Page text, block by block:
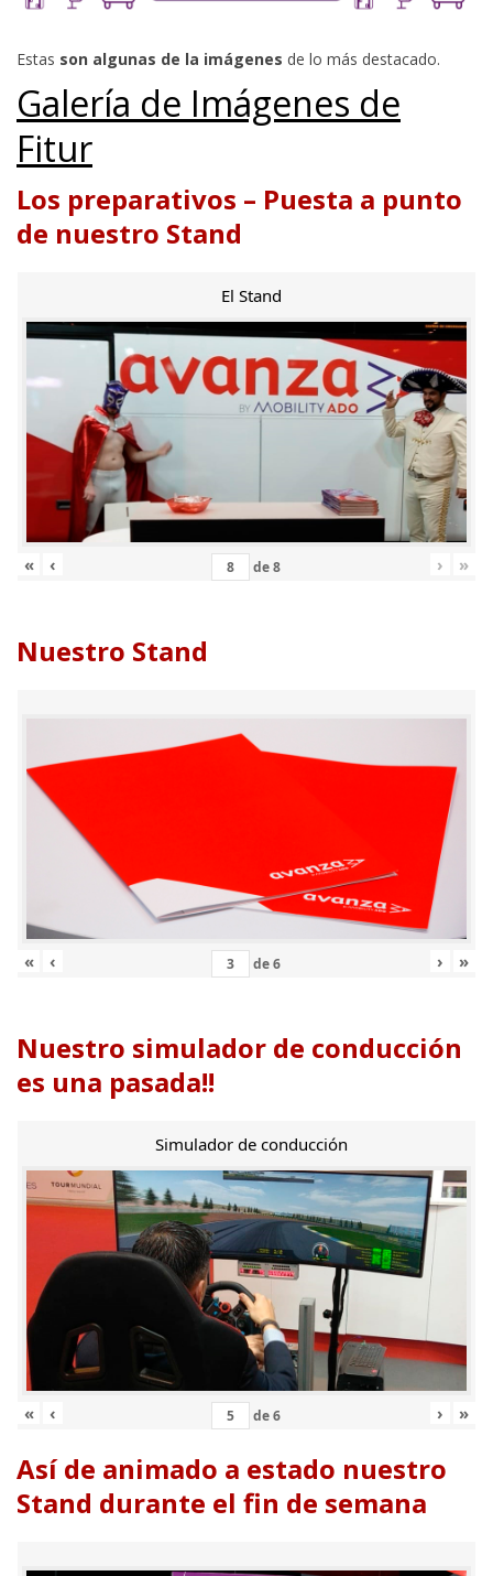
Estas son algunas de la imágenes de lo más destacado.
Galería de Imágenes de
Fitur
Los preparativos – Puesta a punto
de nuestro Stand
El Stand
« ‹ de8 › »
Nuestro Stand
« ‹ de6 › »
Nuestro simulador de conducción
es una pasada!!
Simulador de conducción
« ‹ de6 › »
Así de animado a estado nuestro
Stand durante el fin de semana